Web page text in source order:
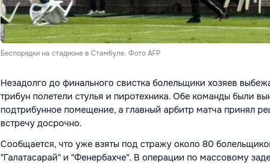
Беспорядки на стадионе в Стамбуле. Фото AFP
Незадолго до финального свистка болельщики хозяев
трибун полетели стулья и пиротехника. Обе команды были
подтрибунное помещение, а главный арбитр матча принял
встречу досрочно.
Сообщается, что уже взяты под стражу около 80
"Галатасарай" и "Фенербахче". В операции по массовому